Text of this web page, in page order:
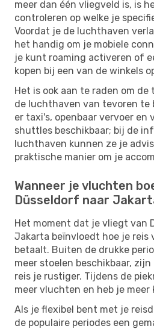
meer dan één vliegveld is, is
controleren op welke je
Voordat je de luchthaven
het handig om je mobiele
je kunt roaming activeren of
kopen bij een van de winkels
Het is ook aan te raden om
de luchthaven van tevoren te
er taxi's, openbaar vervoer en
shuttles beschikbaar; bij de
luchthaven kunnen ze je
praktische manier om je
Wanneer je vluchten
Düsseldorf naar
Het moment dat je vliegt van
Jakarta beïnvloedt hoe je reis
betaalt. Buiten de drukke
meer stoelen beschikbaar,
reis je rustiger. Tijdens de
meer vluchten en heb je meer
Als je flexibel bent met je
de populaire periodes een